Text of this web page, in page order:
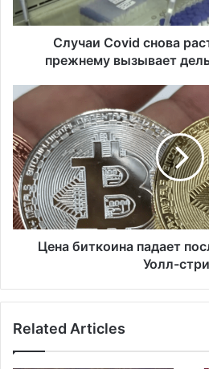
v
а
р
а
с
т
у
о
о
Случаи Covid снова
прежнему вызывает
Ц
а
б
и
т
к
о
д
Цена биткоина падает
Уолл-
Related Articles